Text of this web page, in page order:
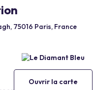
75016 Paris, France
Ouvrir la carte